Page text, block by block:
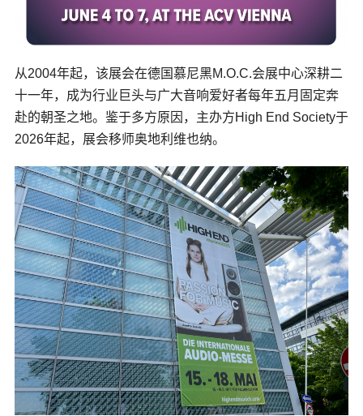
从2004年起，该展会在德国慕尼黑M.O.C.会展中心深耕二
十一年，成为行业巨头与广大音响爱好者每年五月固定奔
赴的朝圣之地。鉴于多方原因，主办方High End Society于
2026年起，展会移师奥地利维也纳。